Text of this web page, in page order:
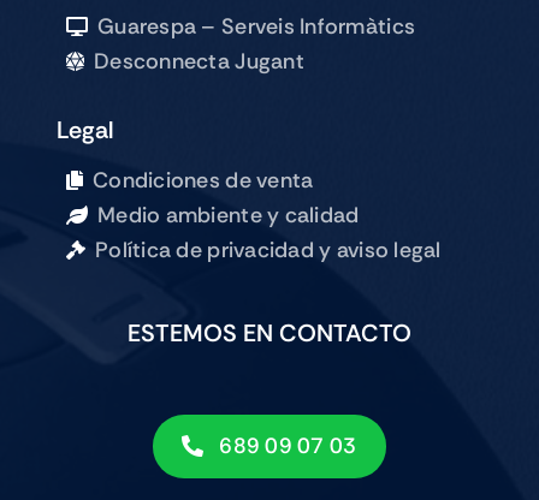
Guarespa – Serveis Informàtics
Desconnecta Jugant
Legal
Condiciones de venta
Medio ambiente y calidad
Política de privacidad y aviso legal
ESTEMOS EN CONTACTO
689 09 07 03